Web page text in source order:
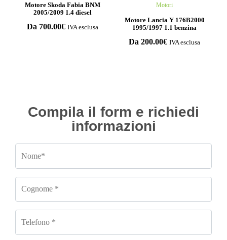
Motore Skoda Fabia BNM
2005/2009 1.4 diesel
Da 700.00€ IVA esclusa
Motori
Motore Lancia Y 176B2000
1995/1997 1.1 benzina
Da 200.00€ IVA esclusa
Compila il form e richiedi
informazioni